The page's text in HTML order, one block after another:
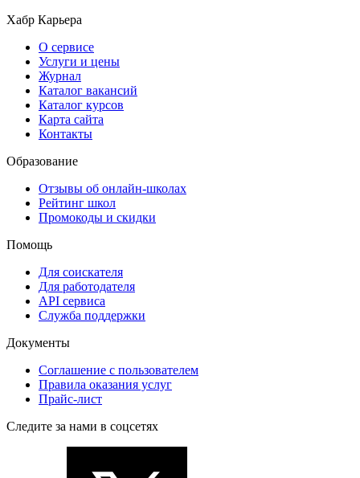
Хабр Карьера
О сервисе
Услуги и цены
Журнал
Каталог вакансий
Каталог курсов
Карта сайта
Контакты
Образование
Отзывы об онлайн-школах
Рейтинг школ
Промокоды и скидки
Помощь
Для соискателя
Для работодателя
API сервиса
Служба поддержки
Документы
Соглашение с пользователем
Правила оказания услуг
Прайс-лист
Следите за нами в соцсетях